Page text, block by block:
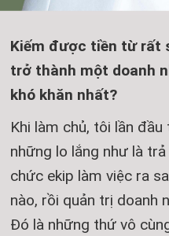
Kiếm được tiền từ rất
trở thành một doanh
khó khăn nhất?
Khi làm chủ, tôi lần
những lo lắng như là
chức ekip làm việc ra
nào, rồi quản trị doanh
Đó là những thứ vô